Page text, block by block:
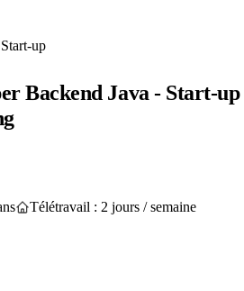
Start-up
Backend Java - Start-up
Télétravail : 2 jours / semaine